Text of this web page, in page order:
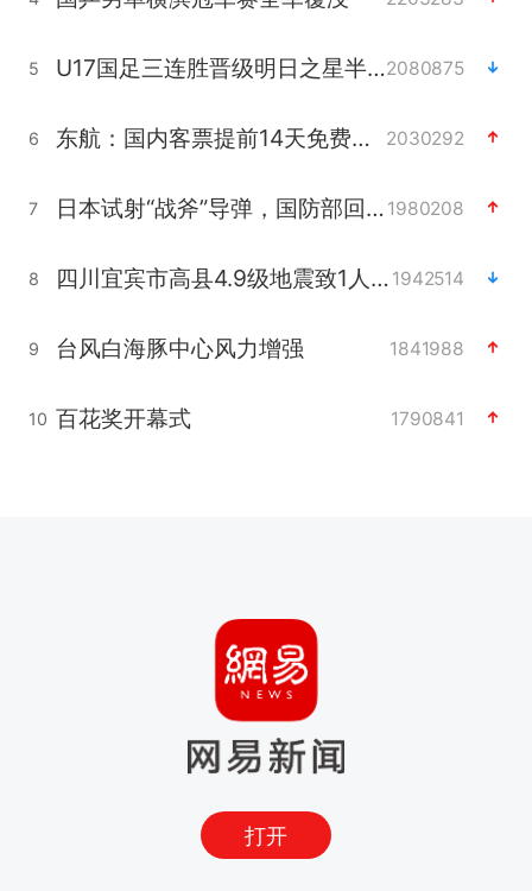
5 U17国足三连胜晋级明日之星半决赛2080875
6 东航：国内客票提前14天免费退改 2030292
7 日本试射“战斧”导弹，国防部回应 1980208
8 四川宜宾市高县4.9级地震致1人死亡 1942514
9 台风白海豚中心风力增强 1841988
10 百花奖开幕式 1790841
打开